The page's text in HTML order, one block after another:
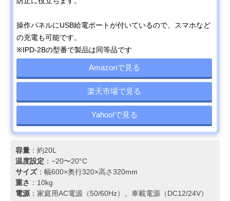
操作パネルにUSB給電ポートが付いているので、スマホなど
の充電も可能です。
※IPD-2Bの型番で製品は同等品です
Amazonで見る
楽天市場で見る
Yahoo!で見る
容量 ：約20L
温度設定 ：−20〜20°C
サイズ：幅600×奥行320×高さ320mm
重さ ：10kg
電源：家庭用AC電源（50/60Hz）、車載電源（DC12/24V）